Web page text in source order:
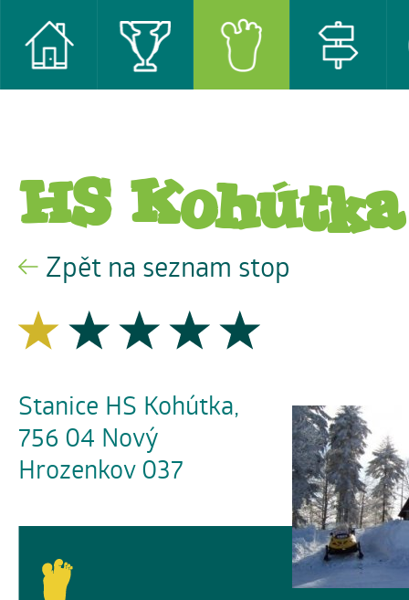
HS Kohútka
Zpět na seznam stop
Stanice HS Kohútka,
756 04 Nový
Hrozenkov 037